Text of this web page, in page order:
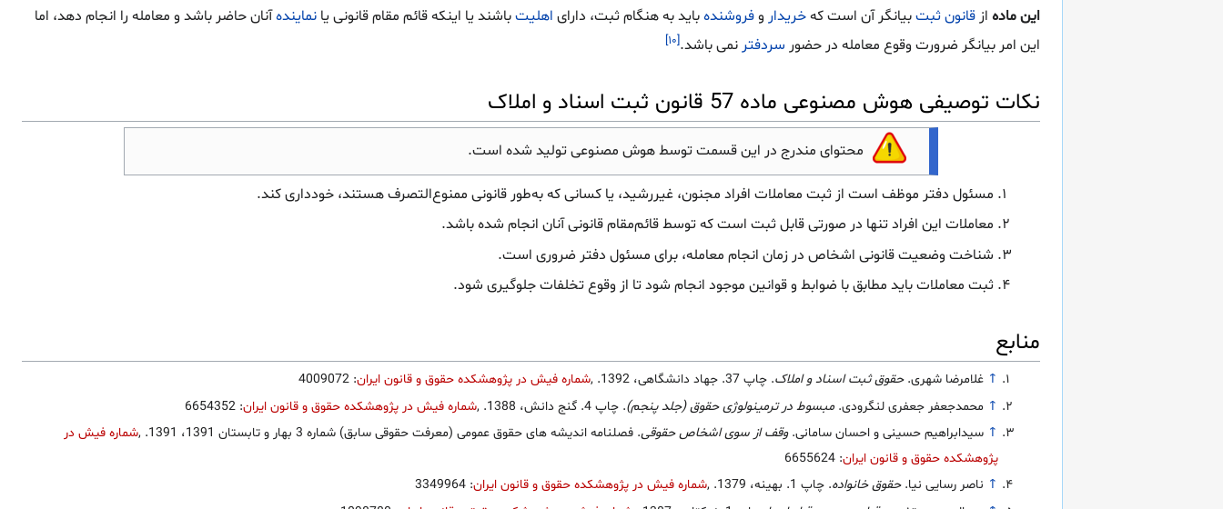
این ماده از قانون ثبتبیانگر آن است کهخریدار وفروشندهباید به هنگام ثبت، دارای اهلیتباشند یا اینکه قائم مقام قانونی یا نمایندهآنان حاضر باشد و معامله را انجام دهد، اما
این امر بیانگر ضرورت وقوع معامله در حضور سردفتر نمی باشد.[۱۰]
نکات توصیفی هوش مصنوعی ماده 57 قانون ثبت اسناد و املاک
محتوای مندرج در این قسمت توسط هوش مصنوعی تولید شده است.
مسئول دفتر موظف است از ثبت معاملات افراد مجنون، غیررشید، یا کسانی که به‌طور قانونی ممنوع‌التصرف هستند، خودداری کند.
معاملات این افراد تنها در صورتی قابل ثبت است که توسط قائم‌مقام قانونی آنان انجام شده باشد.
شناخت وضعیت قانونی اشخاص در زمان انجام معامله، برای مسئول دفتر ضروری است.
ثبت معاملات باید مطابق با ضوابط و قوانین موجود انجام شود تا از وقوع تخلفات جلوگیری شود.
منابع
↑ غلامرضا شهری.حقوق ثبت اسناد و املاک. چاپ 37. جهاد دانشگاهی، 1392. ,شماره فیش در پژوهشکده حقوق و قانون ایران: 4009072
↑ محمدجعفر جعفری لنگرودی.مبسوط در ترمینولوژی حقوق (جلد پنجم). چاپ 4. گنج دانش، 1388. ,شماره فیش در پژوهشکده حقوق و قانون ایران: 6654352
↑ سیدابراهیم حسینی و احسان سامانی.وقف از سوی اشخاص حقوقی. فصلنامه اندیشه های حقوق عمومی (معرفت حقوقی سابق) شماره 3 بهار و تابستان 1391، 1391. ,شماره فیش در
پژوهشکده حقوق و قانون ایران: 6655624
↑ ناصر رسایی نیا.حقوق خانواده. چاپ 1. بهینه، 1379. ,شماره فیش در پژوهشکده حقوق و قانون ایران: 3349964